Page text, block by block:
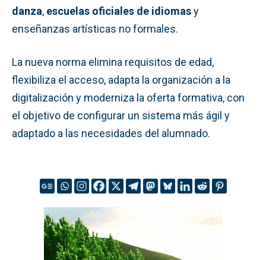
danza, escuelas oficiales de idiomasy
enseñanzas artísticas no formales.
La nueva norma elimina requisitos de edad,
flexibiliza el acceso, adapta la organización a la
digitalización y moderniza la oferta formativa, con
el objetivo de configurar un sistema más ágil y
adaptado a las necesidades del alumnado.